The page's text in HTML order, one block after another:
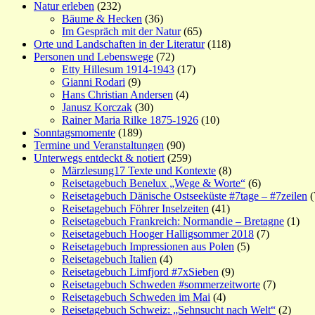
Natur erleben (232)
Bäume & Hecken (36)
Im Gespräch mit der Natur(65)
Orte und Landschaften in der Literatur(118)
Personen und Lebenswege (72)
Etty Hillesum 1914-1943 (17)
Gianni Rodari (9)
Hans Christian Andersen (4)
Janusz Korczak (30)
Rainer Maria Rilke 1875-1926 (10)
Sonntagsmomente (189)
Termine und Veranstaltungen (90)
Unterwegs entdeckt & notiert (259)
Märzlesung17 Texte und Kontexte (8)
Reisetagebuch Benelux „Wege & Worte“ (6)
Reisetagebuch Dänische Ostseeküste #7tage – #7zeilen
Reisetagebuch Föhrer Inselzeiten (41)
Reisetagebuch Frankreich: Normandie – Bretagne (1)
Reisetagebuch Hooger Halligsommer 2018 (7)
Reisetagebuch Impressionen aus Polen (5)
Reisetagebuch Italien (4)
Reisetagebuch Limfjord #7xSieben (9)
Reisetagebuch Schweden #sommerzeitworte (7)
Reisetagebuch Schweden im Mai (4)
Reisetagebuch Schweiz: „Sehnsucht nach Welt“ (2)